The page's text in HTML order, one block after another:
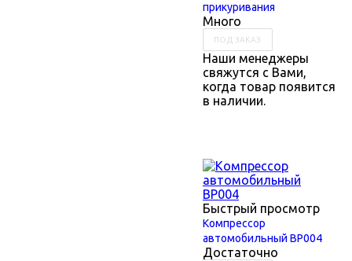
прикуривания
Много
ПОД ЗАКАЗ
Наши менеджеры
свяжутся с Вами,
когда товар появится
в наличии.
Быстрый просмотр
Компрессор
автомобильный BP004
Достаточно